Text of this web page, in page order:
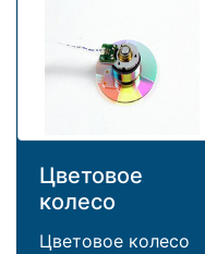
Цветовое
колесо
Цветовое колесо